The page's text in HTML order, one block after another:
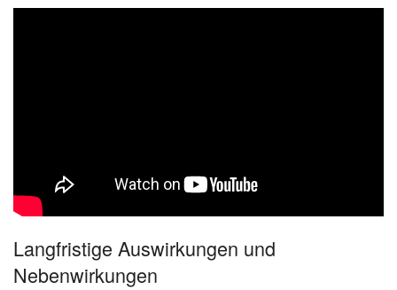
Langfristige Auswirkungen und
Nebenwirkungen